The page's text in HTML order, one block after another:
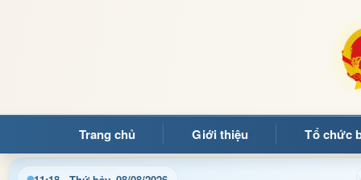
Trang chủ Giới thiệu Tổ chức